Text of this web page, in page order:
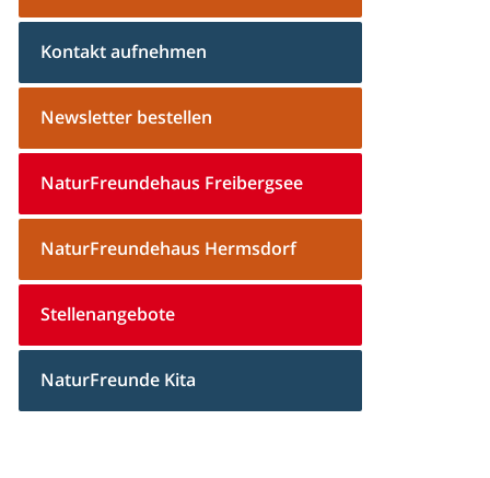
Kontakt aufnehmen
Newsletter bestellen
NaturFreundehaus Freibergsee
NaturFreundehaus Hermsdorf
Stellenangebote
NaturFreunde Kita